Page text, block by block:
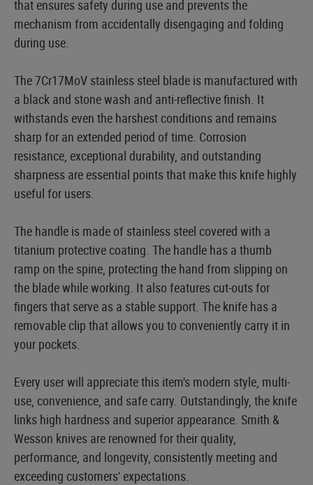
that ensures safety during use and prevents the
mechanism from accidentally disengaging and folding
during use.
The 7Cr17MoV stainless steel blade is manufactured with
a black and stone wash and anti-reflective finish. It
withstands even the harshest conditions and remains
sharp for an extended period of time. Corrosion
resistance, exceptional durability, and outstanding
sharpness are essential points that make this knife highly
useful for users.
The handle is made of stainless steel covered with a
titanium protective coating. The handle has a thumb
ramp on the spine, protecting the hand from slipping on
the blade while working. It also features cut-outs for
fingers that serve as a stable support. The knife has a
removable clip that allows you to conveniently carry it in
your pockets.
Every user will appreciate this item's modern style, multi-
use, convenience, and safe carry. Outstandingly, the knife
links high hardness and superior appearance. Smith &
Wesson knives are renowned for their quality,
performance, and longevity, consistently meeting and
exceeding customers' expectations.